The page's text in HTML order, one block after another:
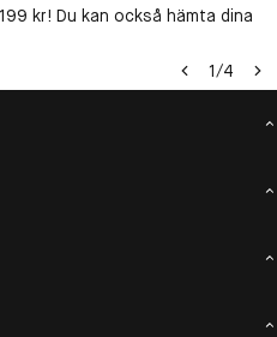
kr! Du kan också hämta dina
1/4